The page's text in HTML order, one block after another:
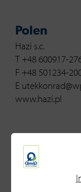
Polen
Hazi s.c.
T +48 600917-
F +48 501234-
E
www.hazi.pl
Rumänien
General Parma
T +40 214117-